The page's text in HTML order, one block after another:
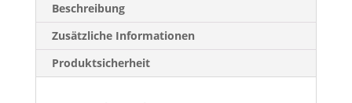
Beschreibung
Zusätzliche Informationen
Produktsicherheit